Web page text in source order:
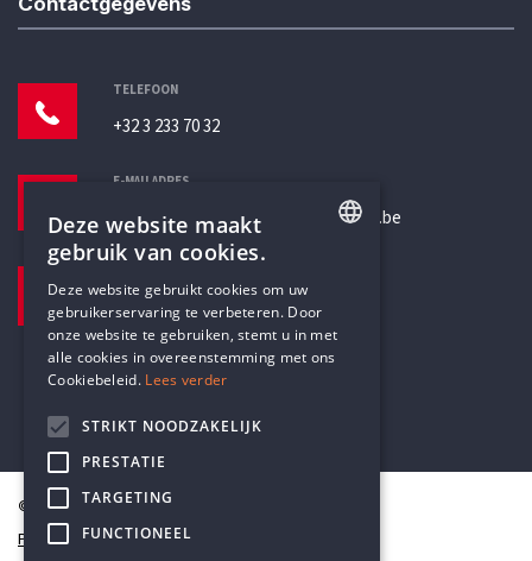
TELEFOON
+32 3 233 70 32
E-MAILADRES
secretariaat@humanistischverbond.be
Pottenbrug 4
Antwerpen, 2000
© Humanistisch Verbond 2026
Privacy
DUTCH
Deze website maakt
gebruik van cookies.
Deze website gebruikt cookies om uw
gebruikerservaring te verbeteren. Door
onze website te gebruiken, stemt u in met
alle cookies in overeenstemming met ons
Cookiebeleid. Lees verder
STRIKT NOODZAKELIJK
PRESTATIE
TARGETING
FUNCTIONEEL